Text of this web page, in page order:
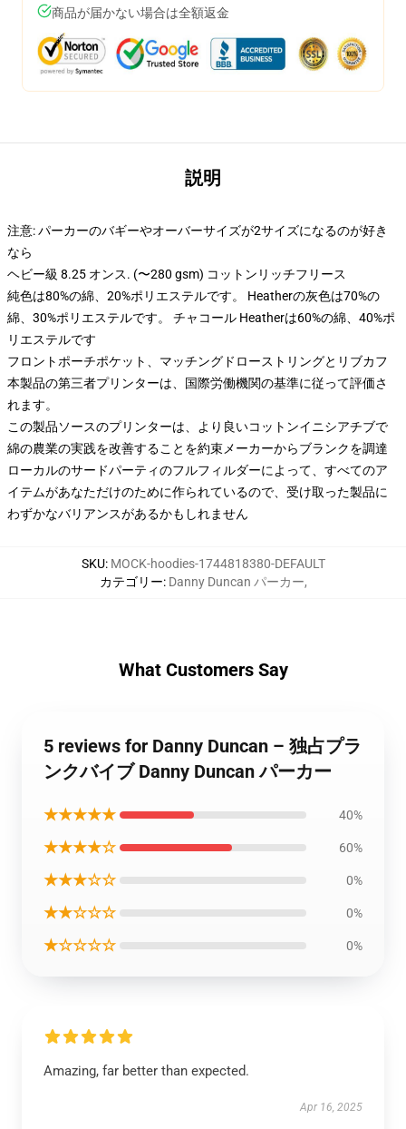
商品が届かない場合は全額返金
説明
注意: パーカーのバギーやオーバーサイズが2サイズになるのが好き
なら
ヘビー級 8.25 オンス. (〜280 gsm) コットンリッチフリース
純色は80%の綿、20%ポリエステルです。 Heatherの灰色は70%の
綿、30%ポリエステルです。 チャコール Heatherは60%の綿、40%ポ
リエステルです
フロントポーチポケット、マッチングドローストリングとリブカフ
本製品の第三者プリンターは、国際労働機関の基準に従って評価さ
れます。
この製品ソースのプリンターは、より良いコットンイニシアチブで
綿の農業の実践を改善することを約束メーカーからブランクを調達
ローカルのサードパーティのフルフィルダーによって、すべてのア
イテムがあなただけのために作られているので、受け取った製品に
わずかなバリアンスがあるかもしれません
SKU: MOCK-hoodies-1744818380-DEFAULT
カテゴリー: Danny Duncan パーカー,
What Customers Say
5 reviews for Danny Duncan – 独占プラ
ンクバイブ Danny Duncan パーカー
★★★★★ 40%
★★★★☆ 60%
★★★☆☆ 0%
★★☆☆☆ 0%
★☆☆☆☆ 0%
Amazing, far better than expected.
Apr 16, 2025